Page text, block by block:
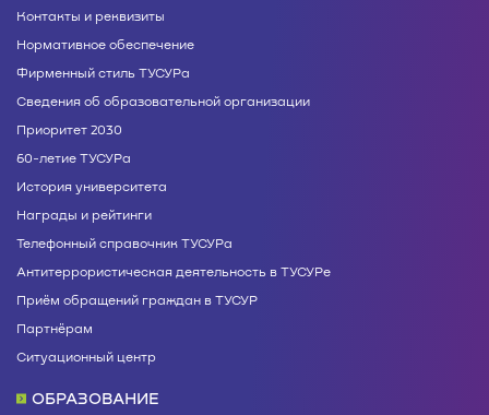
Контакты и реквизиты
Нормативное обеспечение
Фирменный стиль ТУСУРа
Сведения об образовательной организации
Приоритет 2030
60-летие ТУСУРа
История университета
Награды и рейтинги
Телефонный справочник ТУСУРа
Антитеррористическая деятельность в ТУСУРе
Приём обращений граждан в ТУСУР
Партнёрам
Ситуационный центр
ОБРАЗОВАНИЕ